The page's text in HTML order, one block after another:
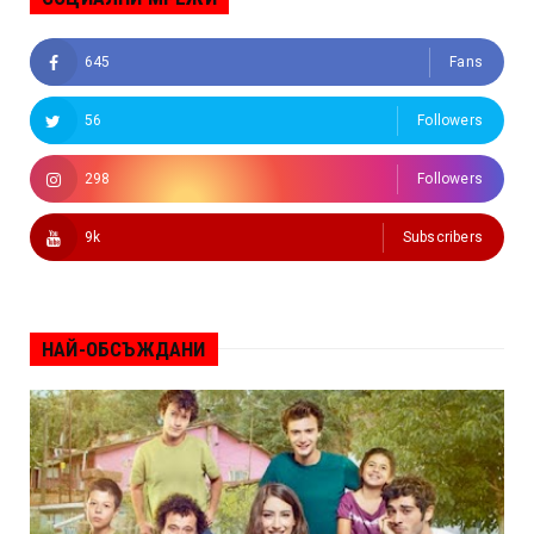
645 Fans
56 Followers
298 Followers
9k Subscribers
НАЙ-ОБСЪЖДАНИ